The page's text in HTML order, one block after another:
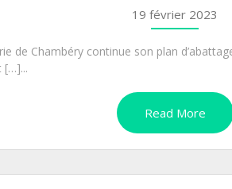
19 février 2023
de Chambéry continue son plan
[…]...
Read More